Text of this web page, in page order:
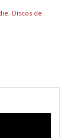
, Discos de